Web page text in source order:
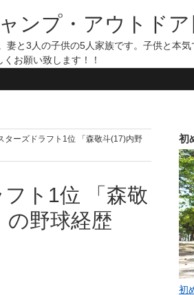
ンプ・アウトドア
妻と3人の子供の5人家族です。子供と本
お願い致します！！
ターズドラフト1位 「森敬斗(17)内野
ト1位 「森敬
の野球経歴
初
初